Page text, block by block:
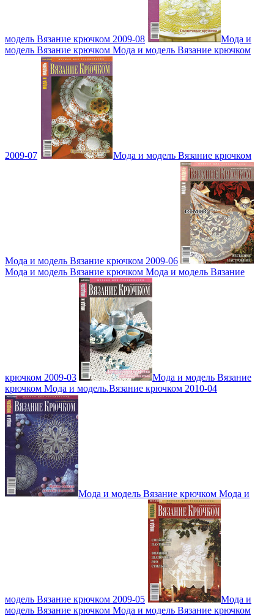
модель Вязание крючком 2009-08
Мода и
модель Вязание крючком Мода и модель Вязание крючком
2009-07 Мода и модель Вязание крючком
Мода и модель Вязание крючком 2009-06
Мода и модель Вязание крючком Мода и модель Вязание
крючком 2009-03
Мода и модель Вязание
крючком Мода и модель.Вязание крючком 2010-04
Мода и модель Вязание крючком Мода и
модель Вязание крючком 2009-05
Мода и
модель Вязание крючком Мода и модель Вязание крючком